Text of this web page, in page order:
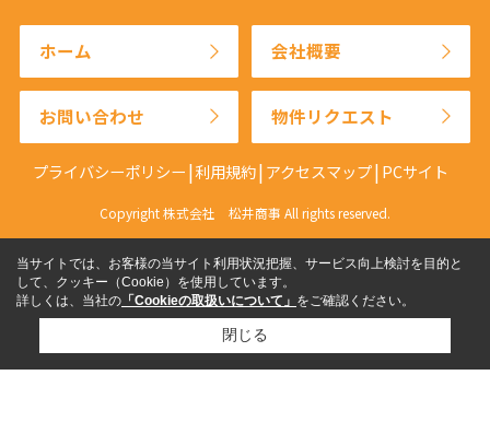
ホーム 会社概要
お問い合わせ 物件リクエスト
プライバシーポリシー 利用規約 アクセスマップ PCサイト
Copyright 株式会社 松井商事 All rights reserved.
当サイトでは、お客様の当サイト利用状況把握、サービス向上検討を目的と
して、クッキー（Cookie）を使用しています。
詳しくは、当社の 「Cookieの取扱いについて」 をご確認ください。
閉じる